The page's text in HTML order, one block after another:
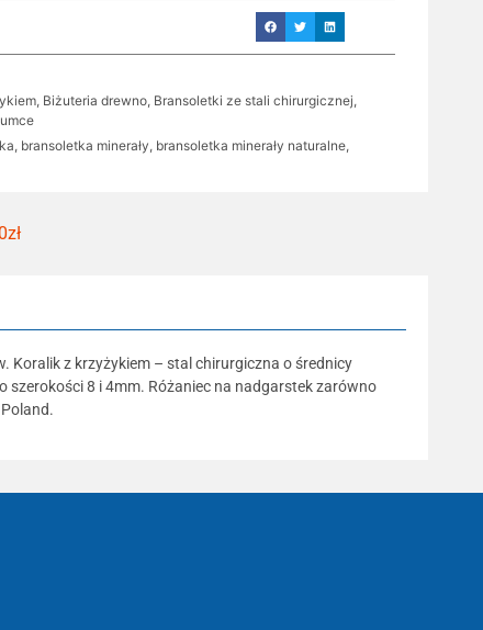
, Biżuteria drewno, Bransoletki ze stali chirurgicznej,
, bransoletka minerały, bransoletka minerały naturalne,
Koralik z krzyżykiem – stal chirurgiczna o średnicy
szerokości 8 i 4mm. Różaniec na nadgarstek zarówno